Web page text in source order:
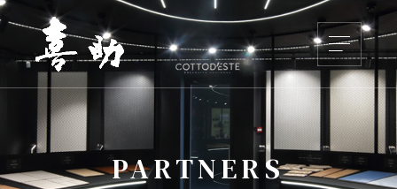
PARTNERS